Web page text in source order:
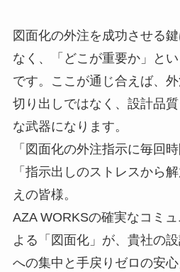
図面化の外注を成功させる
なく、「どこが重要か」と
です。ここが通じ合えば、
切り出しではなく、設計品
な武器になります。
「図面化の外注指示に毎回
「指示出しのストレスから
えの皆様。
AZA WORKSの確実なコミ
よる「図面化」が、貴社の
への集中と手戻りゼロの安心